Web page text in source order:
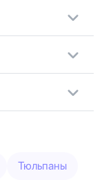
Тюльпаны